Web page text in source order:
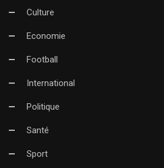
Culture
Economie
Football
International
Politique
Santé
Sport